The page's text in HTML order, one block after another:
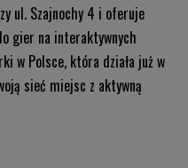
ul. Szajnochy 4 i oferuje
gier na interaktywnych
w Polsce, która działa już w
sieć miejsc z aktywną